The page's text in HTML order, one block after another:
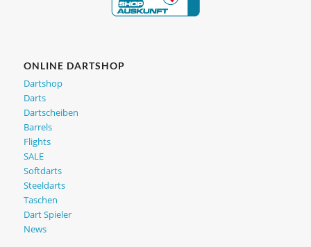
ONLINE DARTSHOP
Dartshop
Darts
Dartscheiben
Barrels
Flights
SALE
Softdarts
Steeldarts
Taschen
Dart Spieler
News